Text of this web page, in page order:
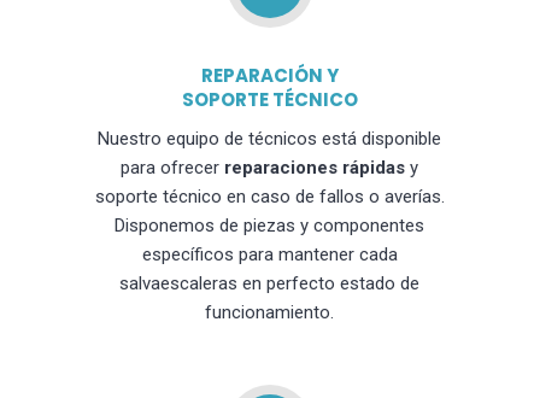
REPARACIÓN Y
SOPORTE TÉCNICO
Nuestro equipo de técnicos está disponible
para ofrecer reparaciones rápidas y
soporte técnico en caso de fallos o averías.
Disponemos de piezas y componentes
específicos para mantener cada
salvaescaleras en perfecto estado de
funcionamiento.